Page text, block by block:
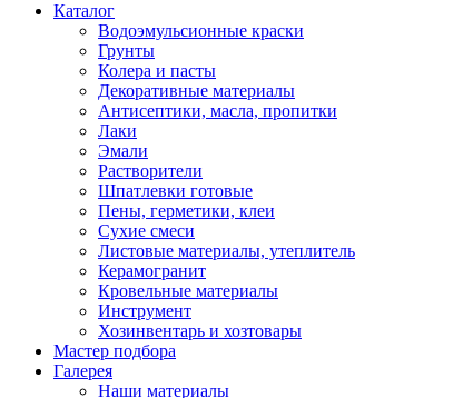
Каталог
Водоэмульсионные краски
Грунты
Колера и пасты
Декоративные материалы
Антисептики, масла, пропитки
Лаки
Эмали
Растворители
Шпатлевки готовые
Пены, герметики, клеи
Сухие смеси
Листовые материалы, утеплитель
Керамогранит
Кровельные материалы
Инструмент
Хозинвентарь и хозтовары
Мастер подбора
Галерея
Наши материалы